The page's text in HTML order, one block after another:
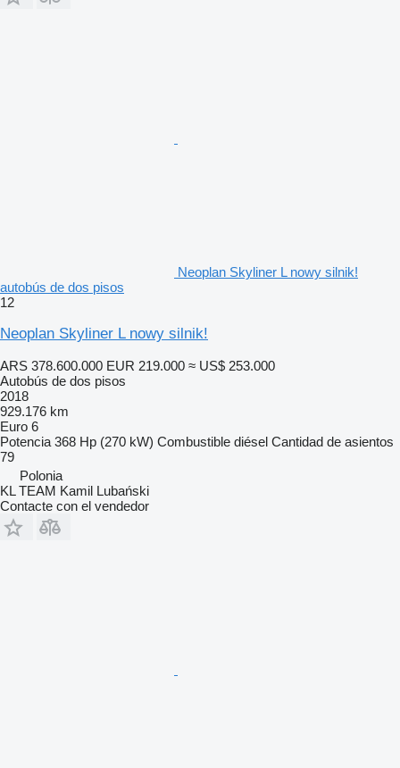
Neoplan Skyliner L nowy silnik!
autobús de dos pisos
12
Neoplan Skyliner L nowy silnik!
ARS 378.600.000 EUR 219.000 ≈ US$ 253.000
Autobús de dos pisos
2018
929.176 km
Euro 6
Potencia 368 Hp (270 kW) Combustible diésel Cantidad de asientos
79
Polonia
KL TEAM Kamil Lubański
Contacte con el vendedor